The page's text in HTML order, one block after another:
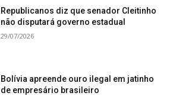
Republicanos diz que senador Cleitinho
não disputará governo estadual
29/07/2026
Bolívia apreende ouro ilegal em jatinho
de empresário brasileiro